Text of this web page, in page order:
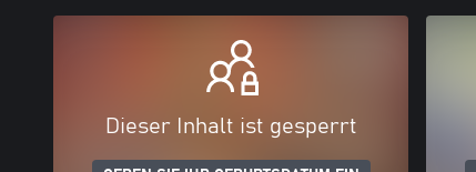
Dieser Inhalt ist gesperrt